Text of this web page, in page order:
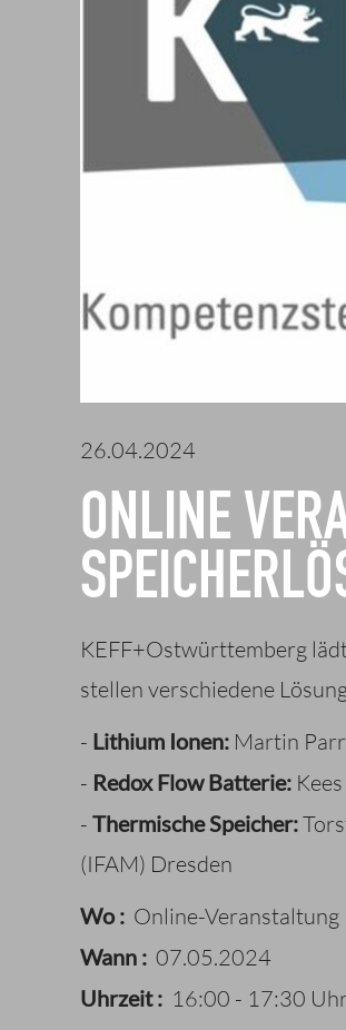
26.04.2024
ONLINE
KEFF+Ostwürttemberg
stellen verschiedene
- Lithium Ionen: Martin
- Redox Flow Batterie:
- Thermische Speicher:
(IFAM) Dresden
Wo : Online-Veranstaltung
Wann : 07.05.2024
Uhrzeit : 16:00 - 17:30